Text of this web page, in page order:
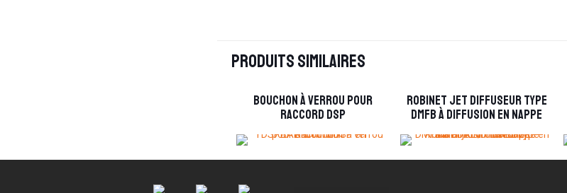
Produits similaires
Bouchon à verrou pour
raccord DSP
Robinet jet diffuseur type
DMFB à diffusion en nappe